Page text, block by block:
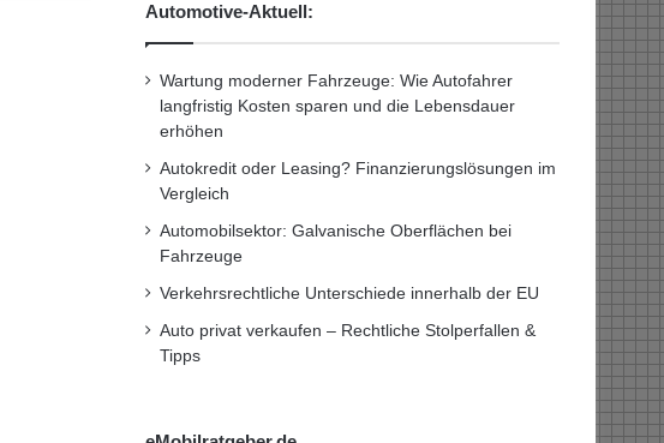
Automotive-Aktuell:
Wartung moderner Fahrzeuge: Wie Autofahrer
langfristig Kosten sparen und die Lebensdauer
erhöhen
Autokredit oder Leasing? Finanzierungslösungen im
Vergleich
Automobilsektor: Galvanische Oberflächen bei
Fahrzeuge
Verkehrsrechtliche Unterschiede innerhalb der EU
Auto privat verkaufen – Rechtliche Stolperfallen &
Tipps